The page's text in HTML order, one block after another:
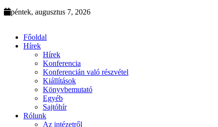
péntek, augusztus 7, 2026
Főoldal
Hírek
Hírek
Konferencia
Konferencián való részvétel
Kiállítások
Könyvbemutató
Egyéb
Sajtóhír
Rólunk
Az intézetről